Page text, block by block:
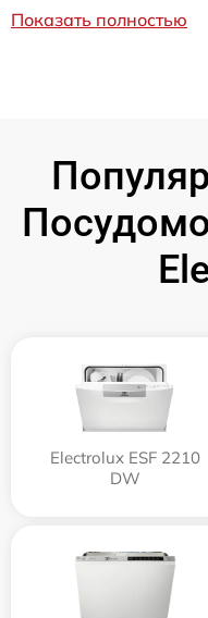
Показать полностью
Electrolux ESF 2210
DW